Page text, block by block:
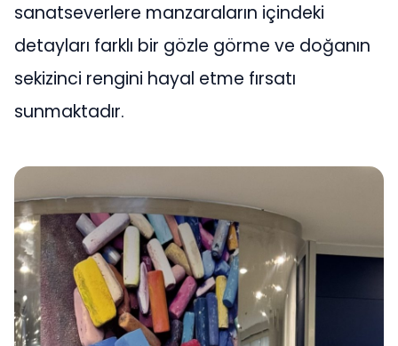
sanatseverlere manzaraların içindeki
detayları farklı bir gözle görme ve doğanın
sekizinci rengini hayal etme fırsatı
sunmaktadır.